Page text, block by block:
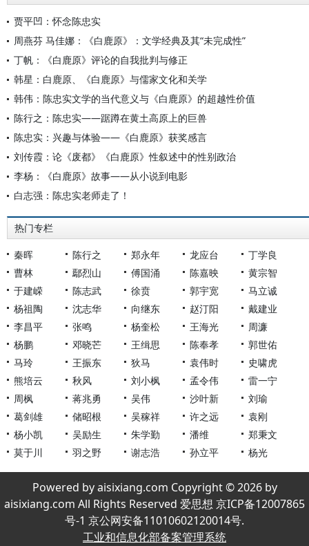
贾平凹：怀念陈忠实
周燕芬 马佳娜：《白鹿原》：文学经典及其“未完成性”
丁帆：《白鹿原》评论的自我批判与修正
韩星：白鹿原、《白鹿原》与儒家文化和关学
韩伟：陈忠实文学的当代意义与《白鹿原》的超越性价值
陈行之：陈忠实——踞蹲在黄土高原上的巨兽
陈忠实：兴趣与体验——《白鹿原》获奖感言
刘传霞：论《废都》《白鹿原》性叙述中的性别政治
李杨：《白鹿原》故事——从小说到电影
白志强：陈忠实老师走了！
热门专栏
秦晖 陈行之 郑永年 龙应台
丁学良
曹林
鄢烈山 傅国涌 陈嘉映
黄宗智
于建嵘
陈志武 徐贲 郭宇宽
马立诚
杨祖陶
沈志华 向继东 赵汀阳
戴建业
李昌平
张鸣 杨奎松 王海光
周濂
杨鹏
邓晓芒 王缉思 陈奉孝
郭世佑
马玲
王振东 狄马 袁伟时
史啸虎
熊培云
秋风 刘小枫 孟令伟
雷一宁
周枫
蒋兆勇 吴伟 沙叶新
刘瑜
葛剑雄
储昭根 吴稼祥 许之远
袁刚
杨小凯
吴励生 朱学勤 潘维
郑秉文
莫于川
羽之野 谢志浩 孙立平 杨光
Powered by aisixiang.com Copyright © 2026 by
aisixiang.com All Rights Reserved 爱思想 京ICP备12007865
号-1 京公网安备11010602120014号.
工业和信息化部备案管理系统